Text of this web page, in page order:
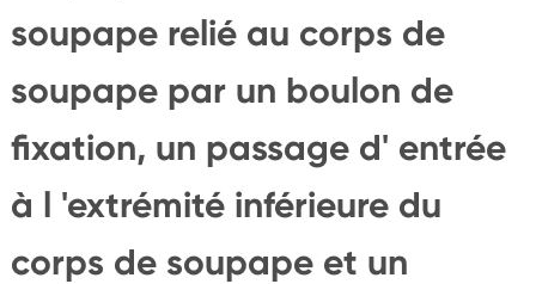
soupape relié au corps de
soupape par un boulon de
fixation, un passage d' entrée
à l 'extrémité inférieure du
corps de soupape et un